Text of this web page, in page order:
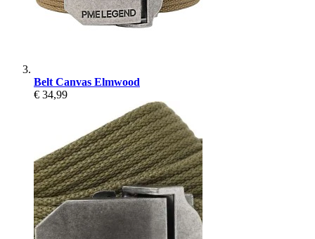
Belt Canvas Elmwood
€ 34,99